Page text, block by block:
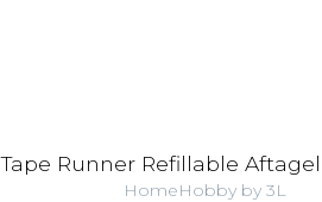
Tape Runner Refillable
HomeHobby by 3L